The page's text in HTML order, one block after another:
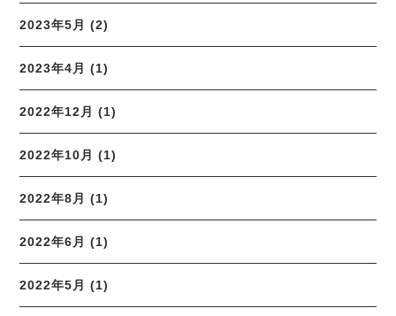
2023年5月 (2)
2023年4月 (1)
2022年12月 (1)
2022年10月 (1)
2022年8月 (1)
2022年6月 (1)
2022年5月 (1)